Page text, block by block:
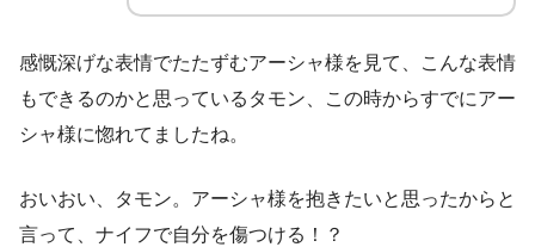
感慨深げな表情でたたずむアーシャ様を見て、こんな表情
もできるのかと思っているタモン、この時からすでにアー
シャ様に惚れてましたね。
おいおい、タモン。アーシャ様を抱きたいと思ったからと
言って、ナイフで自分を傷つける！？